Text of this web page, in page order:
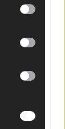
Fire“: Die Bude
die